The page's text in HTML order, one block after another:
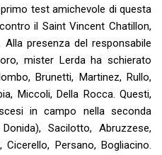
test amichevole di questa
il Saint Vincent Chatillon,
presenza del responsabile
mister Lerda ha schierato
Brunetti, Martinez, Rullo,
Miccoli, Della Rocca. Questi,
in campo nella seconda
Sacilotto, Abruzzese,
Persano, Bogliacino.